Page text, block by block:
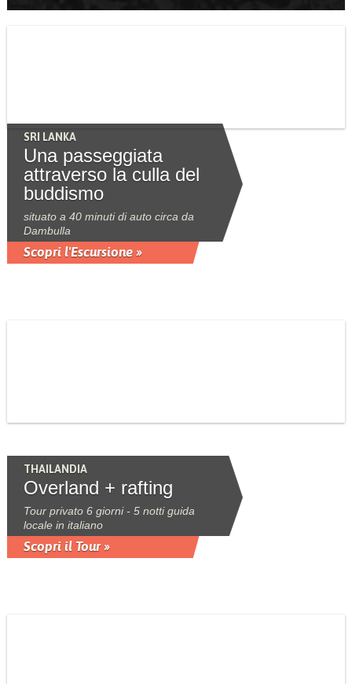
SRI LANKA
Una passeggiata
attraverso la culla del
buddismo
situato a 40 minuti di auto circa da
Dambulla
Scopri l'Escursione »
THAILANDIA
Overland + rafting
Tour privato 6 giorni - 5 notti guida
locale in italiano
Scopri il Tour »